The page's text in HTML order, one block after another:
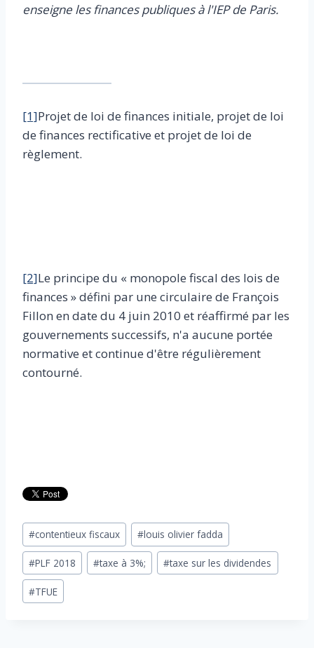
enseigne les finances publiques à l'IEP de Paris.
[1]Projet de loi de finances initiale, projet de loi
de finances rectificative et projet de loi de
règlement.
[2]Le principe du « monopole fiscal des lois de
finances » défini par une circulaire de François
Fillon en date du 4 juin 2010 et réaffirmé par les
gouvernements successifs, n'a aucune portée
normative et continue d'être régulièrement
contourné.
Étiquettes
de
la
publication :
#contentieux fiscaux #louis olivier fadda
#PLF 2018 #taxe à 3%; #taxe sur les dividendes
#TFUE